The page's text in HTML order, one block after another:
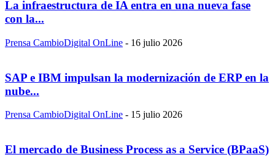
La infraestructura de IA entra en una nueva fase
con la...
Prensa CambioDigital OnLine - 16 julio 2026
SAP e IBM impulsan la modernización de ERP en la
nube...
Prensa CambioDigital OnLine - 15 julio 2026
El mercado de Business Process as a Service (BPaaS)